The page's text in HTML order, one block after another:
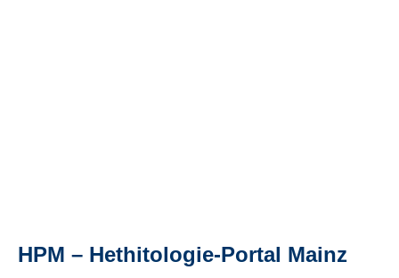
HPM – Hethitologie-Portal Mainz